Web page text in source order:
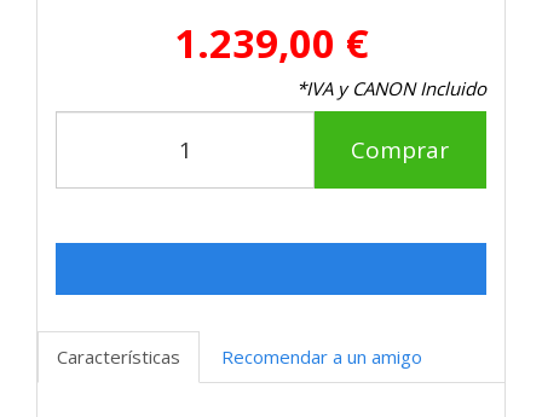
1.239,00 €
*IVA y CANON Incluido
Comprar
Características Recomendar a un amigo